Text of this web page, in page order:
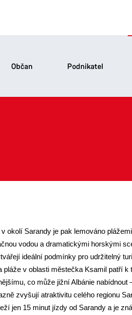
Občan Podnikatel
okolí Sarandy je pak lemováno plážemi
vodou a dramatickými horskými
ideální podmínky pro udržitelný
pláže v oblasti městečka Ksamil patří k
co může jižní Albánie nabídnout
zvyšují atraktivitu celého regionu
jen 15 minut jízdy od Sarandy a je